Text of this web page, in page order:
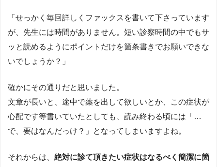
「せっかく毎回詳しくファックスを書いて下さっています
が、先生には時間がありません。短い診察時間の中でもサ
ッと読めるようにポイントだけを箇条書きでお願いできな
いでしょうか？」
確かにその通りだと思いました。
文章が長いと、途中で薬を出して欲しいとか、この症状が
心配です等書いていたとしても、読み終わる頃には「…
で、要はなんだっけ？」となってしまいますよね。
それからは、 絶対に診て頂きたい症状はなるべく簡潔に箇